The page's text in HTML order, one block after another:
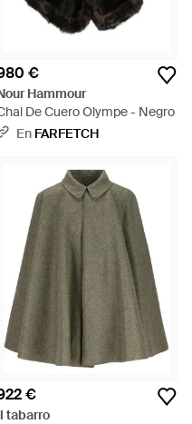
€
Hammour
De Cuero Olympe - Negro
En FARFETCH
€
tabarro